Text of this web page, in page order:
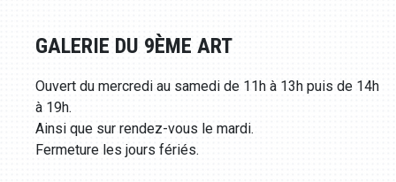
GALERIE DU 9ÈME ART
Ouvert du mercredi au samedi de 11h à 13h puis de 14h
à 19h.
Ainsi que sur rendez-vous le mardi.
Fermeture les jours fériés.